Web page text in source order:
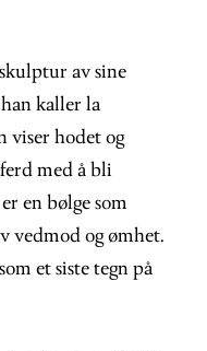
av sine
kaller la
viser hodet og
med å bli
en bølge som
vedmod og ømhet.
et siste tegn på